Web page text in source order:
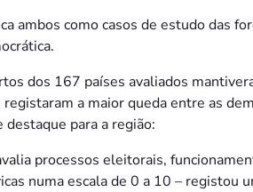
ambos como casos de estudo das
dos 167 países avaliados
a maior queda entre as
destaque para a região:
processos eleitorais,
numa escala de 0 a 10 – registou